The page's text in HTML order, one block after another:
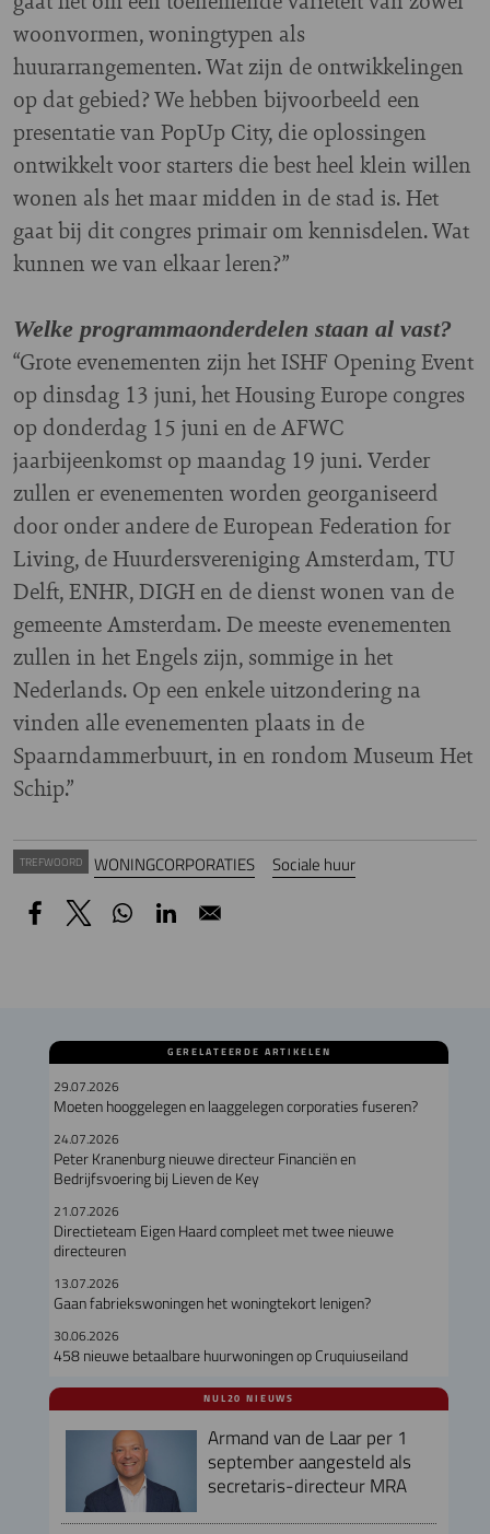
woonvormen, woningtypen als
huurarrangementen. Wat zijn de ontwikkelingen
op dat gebied? We hebben bijvoorbeeld een
presentatie van PopUp City, die oplossingen
ontwikkelt voor starters die best heel klein willen
wonen als het maar midden in de stad is. Het
gaat bij dit congres primair om kennisdelen. Wat
kunnen we van elkaar leren?”
Welke programmaonderdelen staan al vast?
“Grote evenementen zijn het ISHF Opening Event
op dinsdag 13 juni, het Housing Europe congres
op donderdag 15 juni en de AFWC
jaarbijeenkomst op maandag 19 juni. Verder
zullen er evenementen worden georganiseerd
door onder andere de European Federation for
Living, de Huurdersvereniging Amsterdam, TU
Delft, ENHR, DIGH en de dienst wonen van de
gemeente Amsterdam. De meeste evenementen
zullen in het Engels zijn, sommige in het
Nederlands. Op een enkele uitzondering na
vinden alle evenementen plaats in de
Spaarndammerbuurt, in en rondom Museum Het
Schip.”
TREFWOORD WONINGCORPORATIES Sociale huur
GERELATEERDE ARTIKELEN
29.07.2026
Moeten hooggelegen en laaggelegen corporaties fuseren?
24.07.2026
Peter Kranenburg nieuwe directeur Financiën en
Bedrijfsvoering bij Lieven de Key
21.07.2026
Directieteam Eigen Haard compleet met twee nieuwe
directeuren
13.07.2026
Gaan fabriekswoningen het woningtekort lenigen?
30.06.2026
458 nieuwe betaalbare huurwoningen op Cruquiuseiland
NUL20 NIEUWS
Armand van de Laar per 1
september aangesteld als
secretaris-directeur MRA